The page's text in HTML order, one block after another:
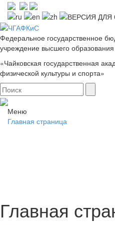
Федеральное государственное
учреждение высшего образования
«Чайковская государственная
физической культуры и спорта»
Меню
Главная страница
Главная